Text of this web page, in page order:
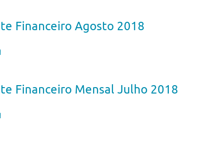
Financeiro Agosto 2018
Financeiro Mensal Julho 2018